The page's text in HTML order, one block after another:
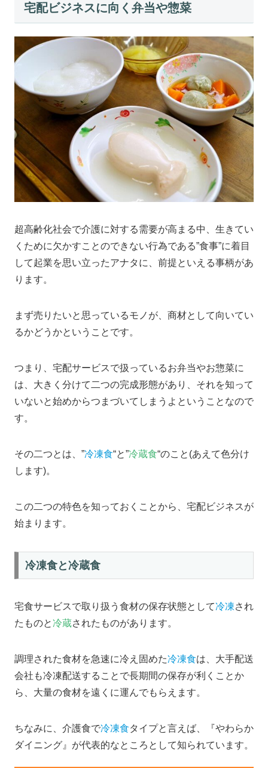
宅配ビジネスに向く弁当や惣菜
超高齢化社会で介護に対する需要が高まる中、生きてい
くために欠かすことのできない行為である”食事”に着目
して起業を思い立ったアナタに、前提といえる事柄があ
ります。
まず売りたいと思っているモノが、商材として向いてい
るかどうかということです。
つまり、宅配サービスで扱っているお弁当やお惣菜に
は、大きく分けて二つの完成形態があり、それを知って
いないと始めからつまづいてしまうよということなので
す。
その二つとは、”冷凍食“と”冷蔵食“のこと(あえて色分け
します)。
この二つの特色を知っておくことから、宅配ビジネスが
始まります。
冷凍食と冷蔵食
宅食サービスで取り扱う食材の保存状態として冷凍され
たものと冷蔵されたものがあります。
調理された食材を急速に冷え固めた冷凍食は、大手配送
会社も冷凍配送することで長期間の保存が利くことか
ら、大量の食材を遠くに運んでもらえます。
ちなみに、介護食で冷凍食タイプと言えば、『やわらか
ダイニング』が代表的なところとして知られています。